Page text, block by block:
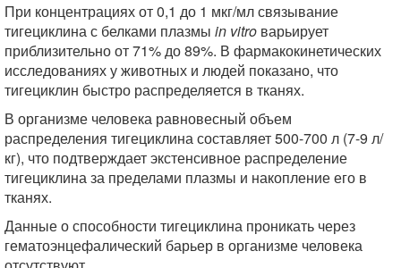
При концентрациях от 0,1 до 1 мкг/мл связывание
тигециклина с белками плазмы in vitro варьирует
приблизительно от 71% до 89%. В фармакокинетических
исследованиях у животных и людей показано, что
тигециклин быстро распределяется в тканях.
В организме человека равновесный объем
распределения тигециклина составляет 500-700 л (7-9 л/
кг), что подтверждает экстенсивное распределение
тигециклина за пределами плазмы и накопление его в
тканях.
Данные о способности тигециклина проникать через
гематоэнцефалический барьер в организме человека